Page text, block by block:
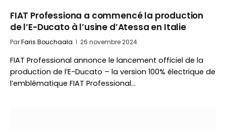
FIAT Professiona a commencé la production
de l’E-Ducato à l’usine d’Atessa en Italie
ParFaris Bouchaala 26 novembre 2024
FIAT Professional annonce le lancement officiel de la
production de l’E-Ducato – la version 100% électrique de
l’emblématique FIAT Professional…